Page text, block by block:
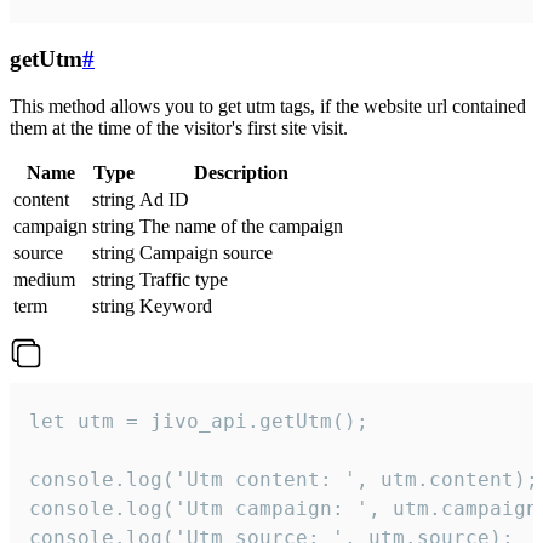
getUtm#
This method allows you to get utm tags, if the website url contained
them at the time of the visitor's first site visit.
Name Type
Description
content
string Ad ID
campaign string The name of the campaign
source
string Campaign source
medium
string Traffic type
term
string Keyword
let utm = jivo_api.getUtm();
console.log('Utm content: ', utm.content);
console.log('Utm campaign: ',
console.log('Utm source: ', utm.source);